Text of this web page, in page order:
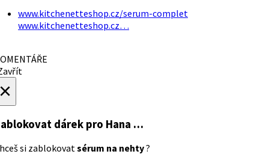
www.kitchenetteshop.cz/serum-complet
www.kitchenetteshop.cz…
dárek pro Hana …
si zablokovatsérum na nehty?